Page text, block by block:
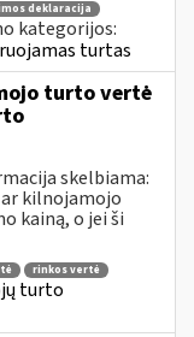
deklaracija
kategorijos:
turtas
turto vertė
skelbiama:
kilnojamojo
kainą, o jei ši
rinkos vertė
turto